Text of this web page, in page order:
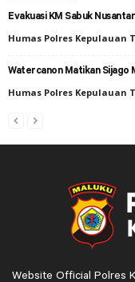
Evakuasi KM Sabuk
Humas Polres Kepulauan
Watercanon Matikan Sijago
Humas Polres Kepulauan
Website Official Polres